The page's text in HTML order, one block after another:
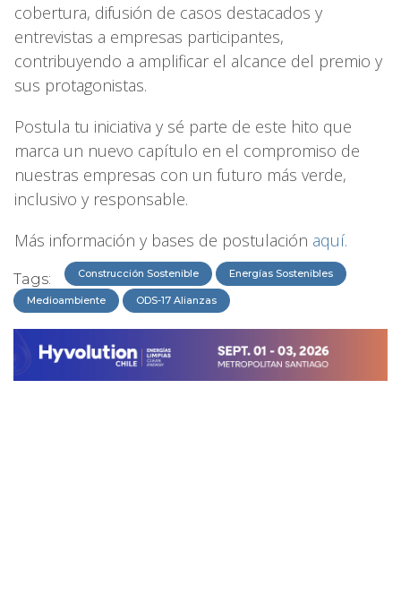
cobertura, difusión de casos destacados y
entrevistas a empresas participantes,
contribuyendo a amplificar el alcance del premio y
sus protagonistas.
Postula tu iniciativa y sé parte de este hito que
marca un nuevo capítulo en el compromiso de
nuestras empresas con un futuro más verde,
inclusivo y responsable.
Más información y bases de postulación aquí.
Tags: Construcción Sostenible Energías Sostenibles
Medioambiente ODS-17 Alianzas